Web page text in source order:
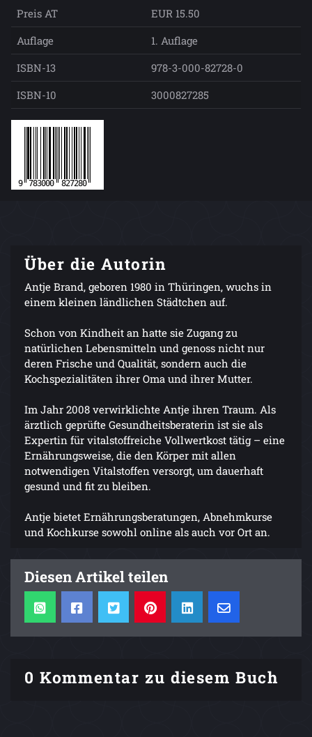
Preis AT
EUR 15.50
Auflage
1. Auflage
ISBN-13
978-3-000-82728-0
ISBN-10
3000827285
Über die Autorin
Antje Brand, geboren 1980 in Thüringen, wuchs in
einem kleinen ländlichen Städtchen auf.
Schon von Kindheit an hatte sie Zugang zu
natürlichen Lebensmitteln und genoss nicht nur
deren Frische und Qualität, sondern auch die
Kochspezialitäten ihrer Oma und ihrer Mutter.
Im Jahr 2008 verwirklichte Antje ihren Traum. Als
ärztlich geprüfte Gesundheitsberaterin ist sie als
Expertin für vitalstoffreiche Vollwertkost tätig – eine
Ernährungsweise, die den Körper mit allen
notwendigen Vitalstoffen versorgt, um dauerhaft
gesund und fit zu bleiben.
Antje bietet Ernährungsberatungen, Abnehmkurse
und Kochkurse sowohl online als auch vor Ort an.
Diesen Artikel teilen
0 Kommentar zu diesem Buch